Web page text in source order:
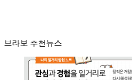
브라보 추천뉴스